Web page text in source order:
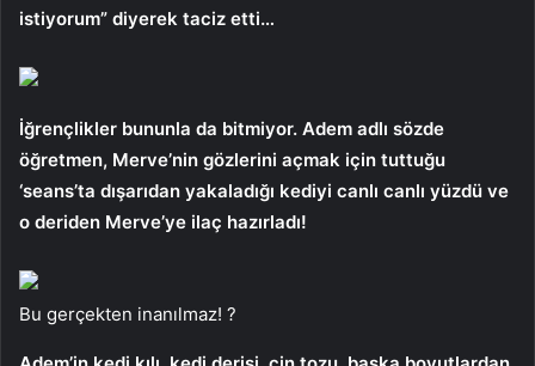
istiyorum” diyerek taciz etti…
İğrençlikler bununla da bitmiyor. Adem adlı sözde
öğretmen, Merve’nin gözlerini açmak için tuttuğu
‘seans’ta dışarıdan yakaladığı kediyi canlı canlı yüzdü ve
o deriden Merve’ye ilaç hazırladı!
Bu gerçekten inanılmaz! ?